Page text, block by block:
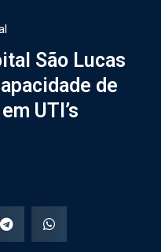
São Lucas
de
UTI’s